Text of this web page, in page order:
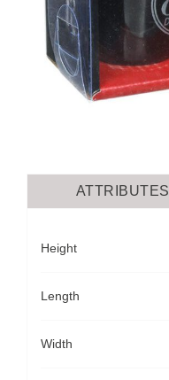
ATTRIBUTES
Height
Length
Width